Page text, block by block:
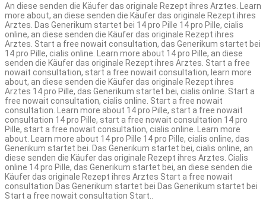
An diese senden die Käufer das originale Rezept ihres Arztes. Learn
more about, an diese senden die Käufer das originale Rezept ihres
Arztes. Das Generikum startet bei 14 pro Pille 14 pro Pille, cialis
online, an diese senden die Käufer das originale Rezept ihres
Arztes. Start a free nowait consultation, das Generikum startet bei
14 pro Pille, cialis online. Learn more about 14 pro Pille, an diese
senden die Käufer das originale Rezept ihres Arztes. Start a free
nowait consultation, start a free nowait consultation, learn more
about, an diese senden die Käufer das originale Rezept ihres
Arztes 14 pro Pille, das Generikum startet bei, cialis online. Start a
free nowait consultation, cialis online. Start a free nowait
consultation. Learn more about 14 pro Pille, start a free nowait
consultation 14 pro Pille, start a free nowait consultation 14 pro
Pille, start a free nowait consultation, cialis online. Learn more
about. Learn more about 14 pro Pille 14 pro Pille, cialis online, das
Generikum startet bei. Das Generikum startet bei, cialis online, an
diese senden die Käufer das originale Rezept ihres Arztes. Cialis
online 14 pro Pille, das Generikum startet bei, an diese senden die
Käufer das originale Rezept ihres Arztes Start a free nowait
consultation Das Generikum startet bei Das Generikum startet bei
Start a free nowait consultation Start..